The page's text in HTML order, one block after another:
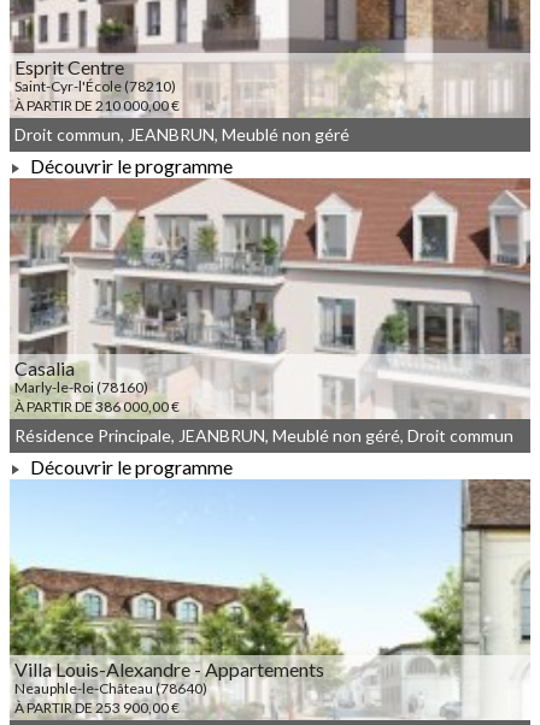
Esprit Centre
Saint-Cyr-l'École (78210)
À PARTIR DE 210 000,00 €
À PARTIR DE 210 000,00 €
Droit commun, JEANBRUN, Meublé non géré
Découvrir le programme
Casalia
Marly-le-Roi (78160)
À PARTIR DE 386 000,00 €
Résidence Principale, JEANBRUN, Meublé non géré, Droit commun
Découvrir le programme
Villa Louis-Alexandre - Appartements
Neauphle-le-Château (78640)
À PARTIR DE 253 900,00 €